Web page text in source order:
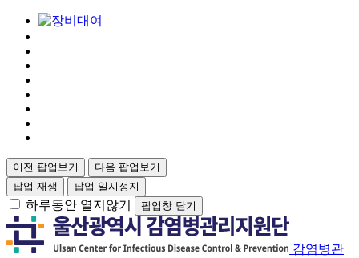
이전 팝업보기
다음 팝업보기
팝업 재생
팝업 일시정지
하루동안 열지않기 팝업창 닫기
감염병관